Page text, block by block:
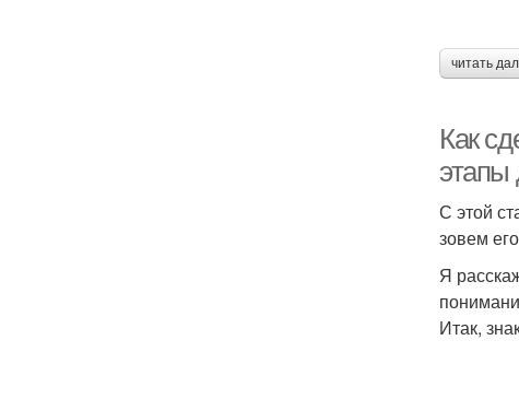
читать
Как
этапы
С этой
зовем
Я
Итак,